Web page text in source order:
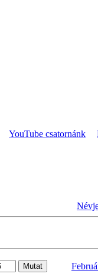
YouTube csatornánk